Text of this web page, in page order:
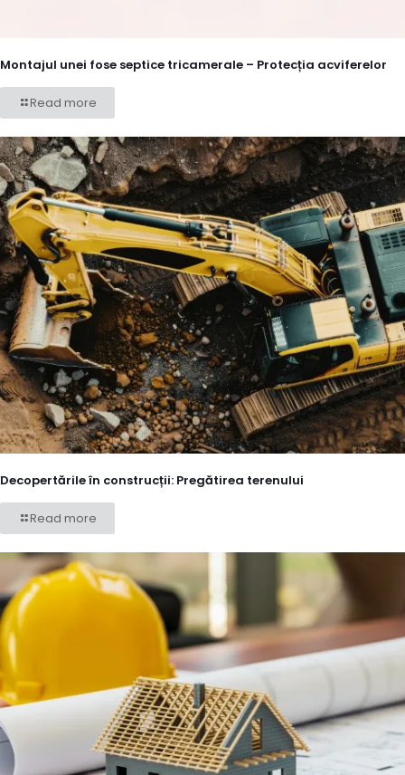
Montajul unei fose septice tricamerale – Protecția acviferelor
Read more
Decopertările în construcții: Pregătirea terenului
Read more